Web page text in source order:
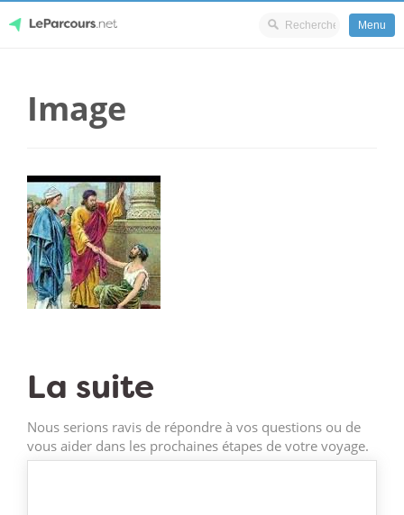
content
Menu
Image
La suite
Nous serions ravis de répondre à vos questions ou de
vous aider dans les prochaines étapes de votre voyage.